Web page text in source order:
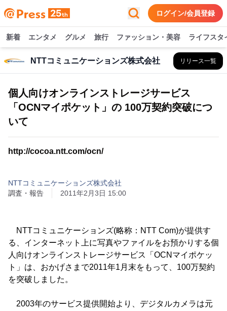
ログイン/会員登録
新着 エンタメ グルメ 旅行 ファッション・美容 ライフスタ
NTTコミュニケーションズ株式会社 リリース一覧
個人向けオンラインストレージサービス
「OCNマイポケット」の 100万契約突破につ
いて
http://cocoa.ntt.com/ocn/
NTTコミュニケーションズ株式会社
調査・報告
2011年2月3日 15:00
NTTコミュニケーションズ(略称：NTT Com)が提供す
る、インターネット上に写真やファイルをお預かりする個
人向けオンラインストレージサービス「OCNマイポケッ
ト」は、おかげさまで2011年1月末をもって、100万契約
を突破しました。
2003年のサービス提供開始より、デジタルカメラは元